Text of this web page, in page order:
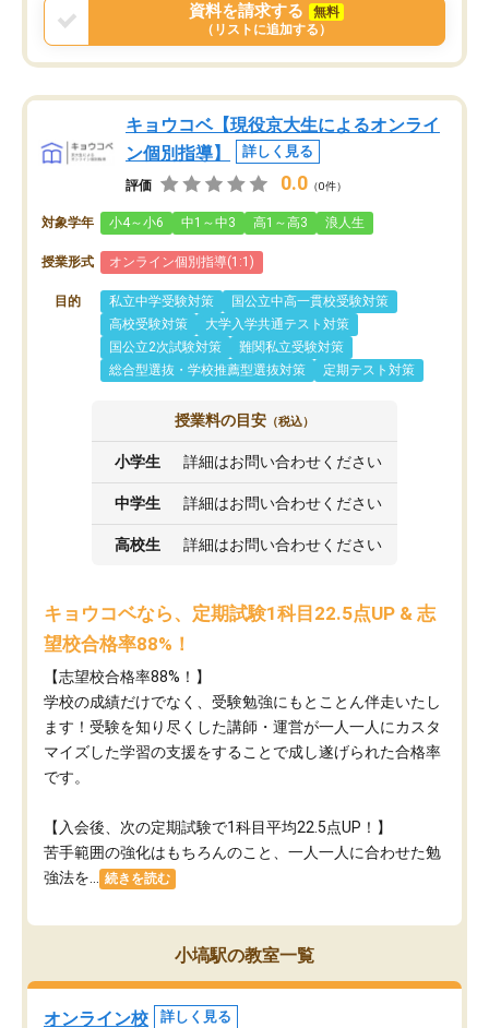
資料を請求する
無料
（リストに追加する）
キョウコベ【現役京大生によるオンライ
ン個別指導】
詳しく見る
評価 0.0 （0件）
対象学年 小4～小6 中1～中3 高1～高3 浪人生
授業形式 オンライン個別指導(1:1)
目的 私立中学受験対策
国公立中高一貫校受験対策
高校受験対策
大学入学共通テスト対策
国公立2次試験対策
難関私立受験対策
総合型選抜・学校推薦型選抜対策
定期テスト対策
授業料の目安 （税込）
小学生 詳細はお問い合わせください
中学生 詳細はお問い合わせください
高校生 詳細はお問い合わせください
キョウコベなら、定期試験1科目22.5点UP & 志
望校合格率88%！
【志望校合格率88%！】
学校の成績だけでなく、受験勉強にもとことん伴走いたし
ます！受験を知り尽くした講師・運営が​一人一人にカスタ
マイズした学習の支援をすることで成し遂げられた合格率
です。
【入会後、次の定期試験で1科目平均22.5点UP！】
苦手範囲の強化はもちろんのこと、​一人一人に合わせた勉
強法を...
続きを読む
小塙駅の教室一覧
オンライン校 詳しく見る